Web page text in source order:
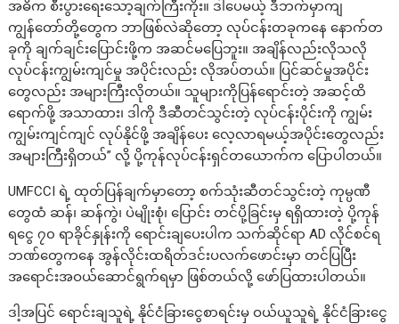
အဓိက စီးပွားရေးသော့ချက်ကြီးကိုး။ ဒါပေမယ့် ဒီဘက်မှာကျ
ကျွန်တော်တို့တွေက ဘာဖြစ်လဲဆိုတော့ လုပ်ငန်းတခုကနေ နောက်တ
ခုကို ချက်ချင်းပြောင်းဖို့က အဆင်မပြေဘူး။ အချိန်လည်းလိုသလို
လုပ်ငန်းကျွမ်းကျင်မှု အပိုင်းလည်း လိုအပ်တယ်။ ပြင်ဆင်မှုအပိုင်း
တွေလည်း အများကြီးလိုတယ်။ သူများကိုပြန်ရောင်းတဲ့ အဆင့်ထိ
ရောက်ဖို့ အသာထား၊ ဒါကို ဒီဆီတင်သွင်းတဲ့ လုပ်ငန်းပိုင်းကို ကျွမ်း
ကျွမ်းကျင်ကျင် လုပ်နိုင်ဖို့ အချိန်ပေး လေ့လာရမယ့်အပိုင်းတွေလည်း
အများကြီးရှိတယ်” လို့ ပို့ကုန်လုပ်ငန်းရှင်တယောက်က ပြောပါတယ်။
UMFCCI ရဲ့ ထုတ်ပြန်ချက်မှာတော့ စက်သုံးဆီတင်သွင်းတဲ့ ကုမ္ပဏီ
တွေထံ ဆန်၊ ဆန်ကွဲ၊ ပဲမျိုးစုံ၊ ပြောင်း တင်ပို့ခြင်းမှ ရရှိထားတဲ့ ပို့ကုန်
ရငွေ ၇၀ ရာခိုင်နှုန်းကို ရောင်းချပေးပါက သက်ဆိုင်ရာ AD လိုင်စင်ရ
ဘဏ်တွေကနေ အွန်လိုင်းထရိတ်ဒင်းပလက်ဖောင်းမှာ တင်ပြပြီး
အရောင်းအဝယ်ဆောင်ရွက်ရမှာ ဖြစ်တယ်လို့ ဖော်ပြထားပါတယ်။
ဒါ့အပြင် ရောင်းချသူရဲ့ နိုင်ငံခြားငွေစာရင်းမှ ဝယ်ယူသူရဲ့ နိုင်ငံခြားငွေ